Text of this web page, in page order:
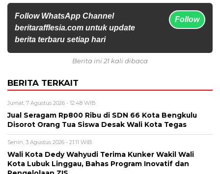
Follow WhatsApp Channel
beritarafflesia.com untuk update
berita terbaru setiap hari
Follow
Berita ini 21 kali dibaca
BERITA TERKAIT
Jumat, 7 Agustus 2026 - 12:48 WIB
Jual Seragam Rp800 Ribu di SDN 66 Kota Bengkulu
Disorot Orang Tua Siswa Desak Wali Kota Tegas
Senin, 3 Agustus 2026 - 21:11 WIB
Wali Kota Dedy Wahyudi Terima Kunker Wakil Wali
Kota Lubuk Linggau, Bahas Program Inovatif dan